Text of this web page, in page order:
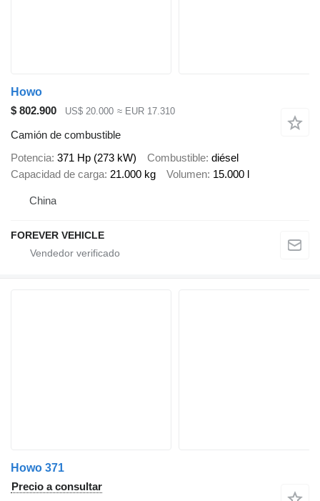
Howo
$ 802.900
US$ 20.000 ≈ EUR 17.310
Camión de combustible
Potencia 371 Hp (273 kW) Combustible diésel
Capacidad de carga 21.000 kg Volumen 15.000 l
China
FOREVER VEHICLE
Howo 371
Precio a consultar